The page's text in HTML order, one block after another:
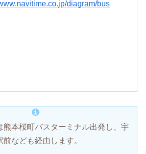
diagram/bus
熊本桜町バスターミナル出発し、宇
なども経由します。